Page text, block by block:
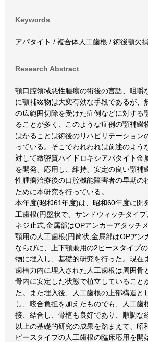
Keywords
アパタイト / 複合体人工歯根 / 術後顎欠
Research Abstract
顎口腔領域悪性腫瘍の術後の言語、咀嚼
に顎補綴物は大変有効な手段であるが、
の広範囲切除を受けた症例などに対する
ることが多く、このような症例の顎補綴
はかることは術後のリハビリテーション
っている。そこでわれわれは前述のよう
対して緻密質ハイドロキシアパタイト金
を開発、応用し、維持、安定の良い顎補
性腫瘍治療後の口腔機能障害者の早期の
ために本研究を行っている。
本年度(昭和61年度)は、昭和60年度に開
工歯根(円盤状で、サンドウィッチタイ
ネジ止式,金属部はOPアンカーアタッチ
顎用の人工歯根(円筒状,金属部はOPアン
ならびに、上下顎兼用の2ピースタイプ
物に埋入し、基礎的研究を行った。現在
歯槽力内に埋入された人工歯根は周囲骨
骨内に安定した状態で植立していること
た。また埋入後、人工歯根の上部構造と
し、咬合負担を加えたものでも、人工歯
接、結合し、骨植も良好であり、順調な
以上の基礎的研究の成果を踏まえて、昭
ピースタイプの人工歯根の臨床応用を開